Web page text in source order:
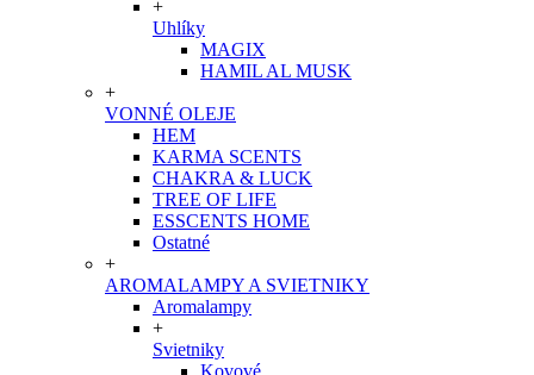
+
Uhlíky
MAGIX
HAMIL AL MUSK
+
VONNÉ OLEJE
HEM
KARMA SCENTS
CHAKRA & LUCK
TREE OF LIFE
ESSCENTS HOME
Ostatné
+
AROMALAMPY A SVIETNIKY
Aromalampy
+
Svietniky
Kovové